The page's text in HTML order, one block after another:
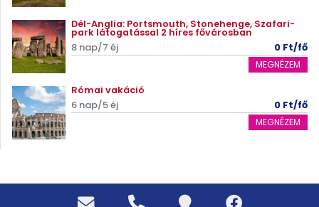
Dél-Anglia: Portsmouth, Stonehenge, Szafari-
park látogatással 2 híres fővárosban
8 nap/7 éj 0 Ft/fő
MEGNÉZEM
Római vakáció
6 nap/5 éj 0 Ft/fő
MEGNÉZEM